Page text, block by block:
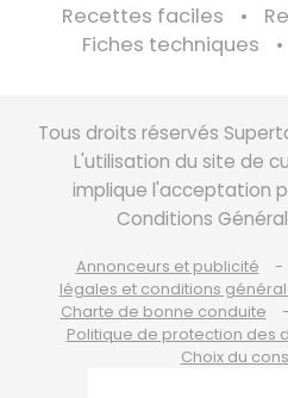
Recettes faciles
Fiches techniques
Tous droits réservés
L'utilisation du site de
implique l'acceptation
Conditions
Annonceurs et publicité
légales et conditions
Charte de bonne conduite
Politique de protection des
Choix du